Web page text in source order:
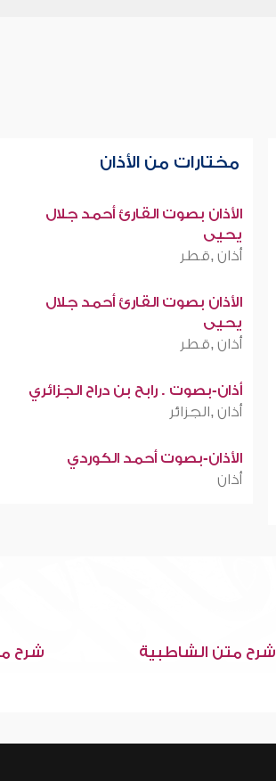
مختارات من الأذان
الأذان بصوت القارئ أحمد جلال
يحيى
أذان ,قطر
الأذان بصوت القارئ أحمد جلال
يحيى
أذان ,قطر
أذان-بصوت . رابح بن دراح الجزائري
أذان ,الجزائر
الأذان-بصوت أحمد الكوردي
أذان
شرح متن الشاطبية شرح